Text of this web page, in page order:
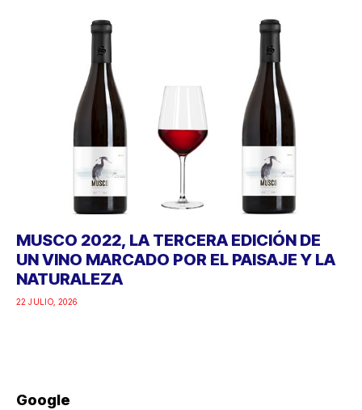
MUSCO 2022, LA TERCERA EDICIÓN DE
UN VINO MARCADO POR EL PAISAJE Y LA
NATURALEZA
22 JULIO, 2026
Google